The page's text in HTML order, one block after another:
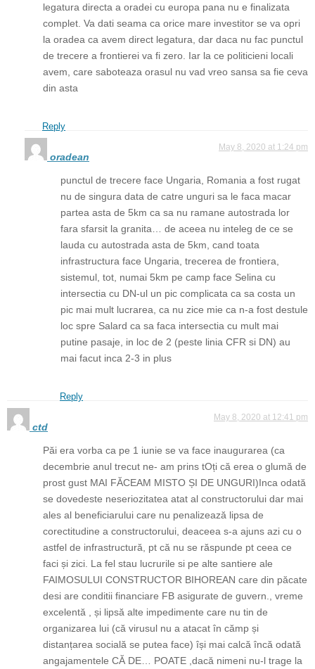
legatura directa a oradei cu europa pana nu e finalizata
complet. Va dati seama ca orice mare investitor se va opri
la oradea ca avem direct legatura, dar daca nu fac punctul
de trecere a frontierei va fi zero. Iar la ce politicieni locali
avem, care saboteaza orasul nu vad vreo sansa sa fie ceva
din asta
Reply
oradean
May 8, 2020 at 1:24 pm
punctul de trecere face Ungaria, Romania a fost rugat
nu de singura data de catre unguri sa le faca macar
partea asta de 5km ca sa nu ramane autostrada lor
fara sfarsit la granita… de aceea nu inteleg de ce se
lauda cu autostrada asta de 5km, cand toata
infrastructura face Ungaria, trecerea de frontiera,
sistemul, tot, numai 5km pe camp face Selina cu
intersectia cu DN-ul un pic complicata ca sa costa un
pic mai mult lucrarea, ca nu zice mie ca n-a fost destule
loc spre Salard ca sa faca intersectia cu mult mai
putine pasaje, in loc de 2 (peste linia CFR si DN) au
mai facut inca 2-3 in plus
Reply
ctd
May 8, 2020 at 12:41 pm
Păi era vorba ca pe 1 iunie se va face inaugurarea (ca
decembrie anul trecut ne- am prins tOți că erea o glumă de
prost gust MAI FĂCEAM MISTO ȘI DE UNGURI)Inca odată
se dovedeste neseriozitatea atat al constructorului dar mai
ales al beneficiarului care nu penalizează lipsa de
corectitudine a constructorului, deaceea s-a ajuns azi cu o
astfel de infrastructură, pt că nu se răspunde pt ceea ce
faci și zici. La fel stau lucrurile si pe alte santiere ale
FAIMOSULUI CONSTRUCTOR BIHOREAN care din păcate
desi are conditii financiare FB asigurate de guvern., vreme
excelentă , și lipsă alte impedimente care nu tin de
organizarea lui (că virusul nu a atacat în cămp și
distanțarea socială se putea face) își mai calcă încă odată
angajamentele CĂ DE… POATE ,dacă nimeni nu-l trage la